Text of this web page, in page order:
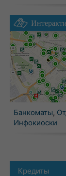
Банкоматы,
Инфокиоски
Кредиты